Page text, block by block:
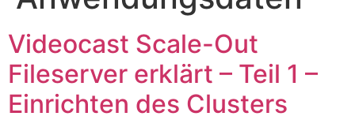
Videocast Scale-Out
Fileserver erklärt – Teil 1 –
Einrichten des Clusters